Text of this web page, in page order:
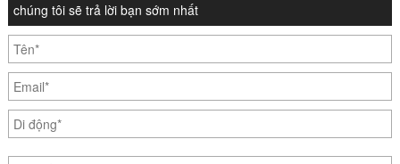
chúng tôi sẽ trả lời bạn sớm nhất